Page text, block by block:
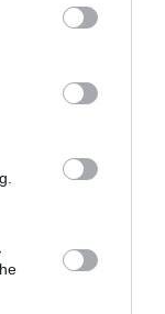
από πάνω,